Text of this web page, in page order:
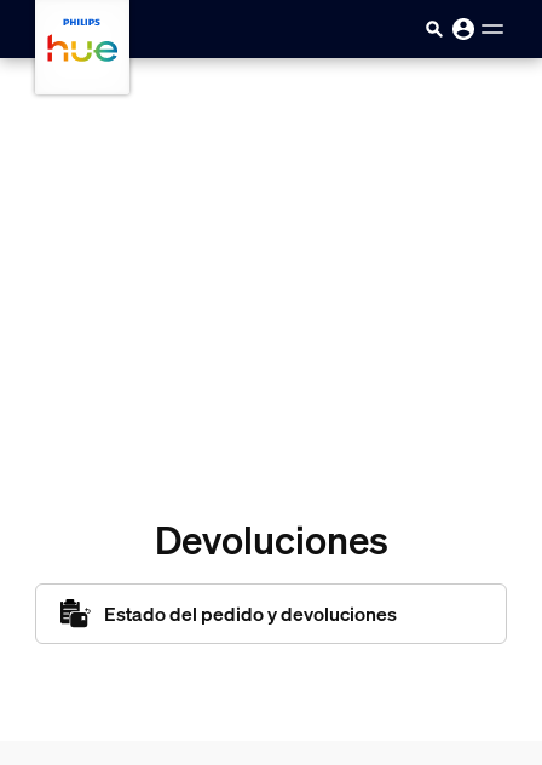
Saltar al contenido principal
Devoluciones
Estado del pedido y devoluciones